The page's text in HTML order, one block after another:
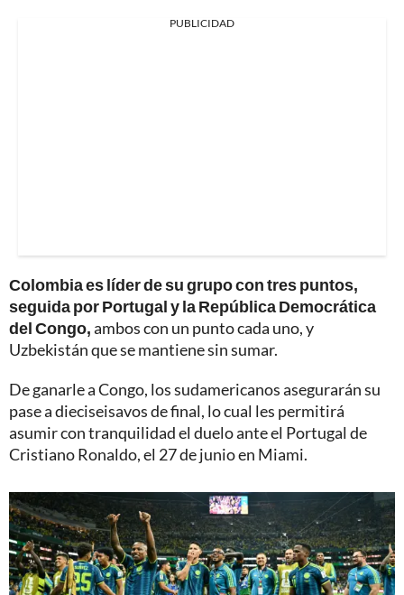
PUBLICIDAD
Colombia es líder de su grupo con tres puntos,
seguida por Portugal y la República Democrática
del Congo,ambos con un punto cada uno, y
Uzbekistán que se mantiene sin sumar.
De ganarle a Congo, los sudamericanos asegurarán su
pase a dieciseisavos de final, lo cual les permitirá
asumir con tranquilidad el duelo ante el Portugal de
Cristiano Ronaldo, el 27 de junio en Miami.